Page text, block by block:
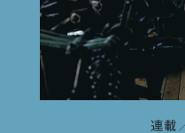
連載